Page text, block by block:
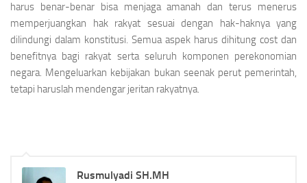
harus benar-benar bisa menjaga amanah dan terus menerus
memperjuangkan hak rakyat sesuai dengan hak-haknya yang
dilindungi dalam konstitusi. Semua aspek harus dihitung cost dan
benefitnya bagi rakyat serta seluruh komponen perekonomian
negara. Mengeluarkan kebijakan bukan seenak perut pemerintah,
tetapi haruslah mendengar jeritan rakyatnya.
Rusmulyadi SH.MH